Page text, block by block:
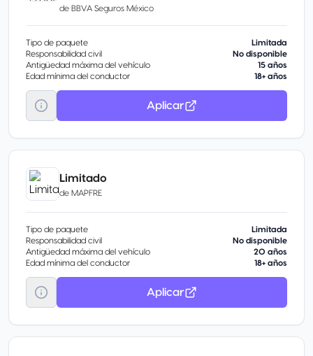
de BBVA Seguros México
Tipo de paquete
Limitada
Responsabilidad civil
No disponible
Antigüedad máxima del vehículo
15 años
Edad mínima del conductor
18+ años
Aplicar
Limitado
de MAPFRE
Tipo de paquete
Limitada
Responsabilidad civil
No disponible
Antigüedad máxima del vehículo
20 años
Edad mínima del conductor
18+ años
Aplicar